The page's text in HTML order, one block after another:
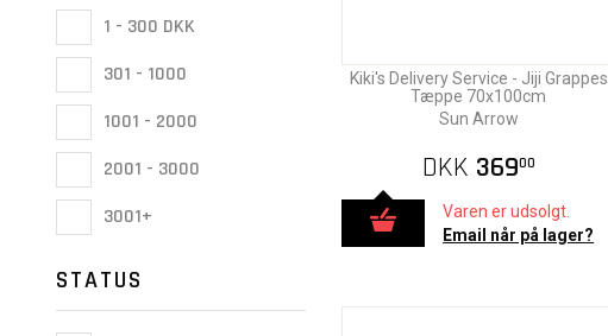
1 - 300 DKK
301 - 1000
1001 - 2000
2001 - 3000
3001+
STATUS
Kiki's Delivery Service - Jiji Grappes
Tæppe 70x100cm
Sun Arrow
DKK 36900
Varen er udsolgt.
Email når på lager?